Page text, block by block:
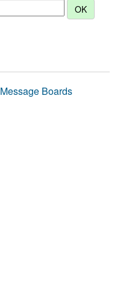
Message Boards